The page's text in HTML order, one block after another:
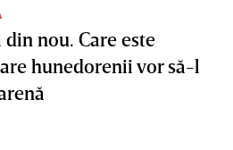
nou. Care este
hunedorenii vor să-l